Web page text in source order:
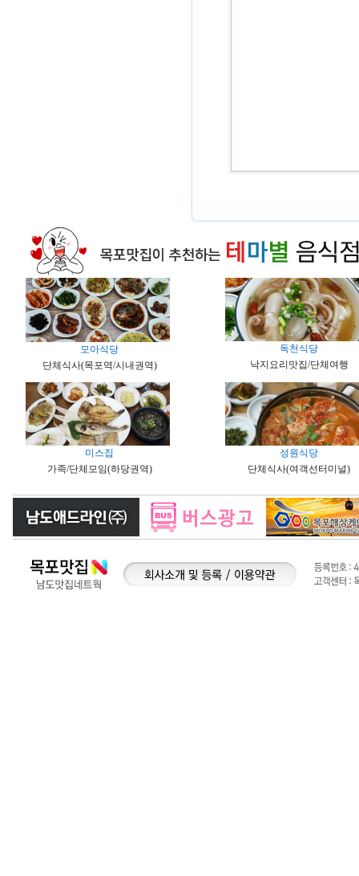
모아식당
단체식사(목포역/시내권역)
독천식당
낙지요리맛집/단체여행
미스집
가족/단체모임(하당권역)
성원식당
단체식사(여객선터미널)